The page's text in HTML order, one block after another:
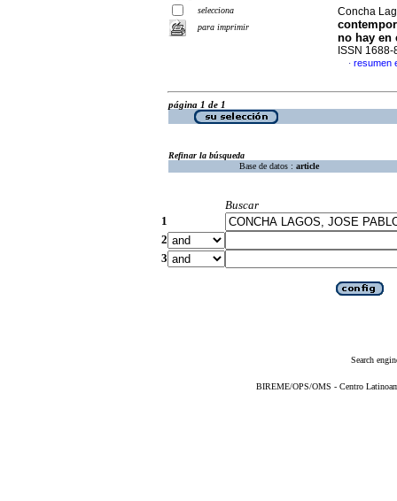
selecciona
para imprimir
Concha
no hay en
ISSN 1688-
· resumen
página 1 de 1
Refinar la búsqueda
Base de datos : article
Buscar
1
2
3
Search
BIREME/OPS/OMS - Centro